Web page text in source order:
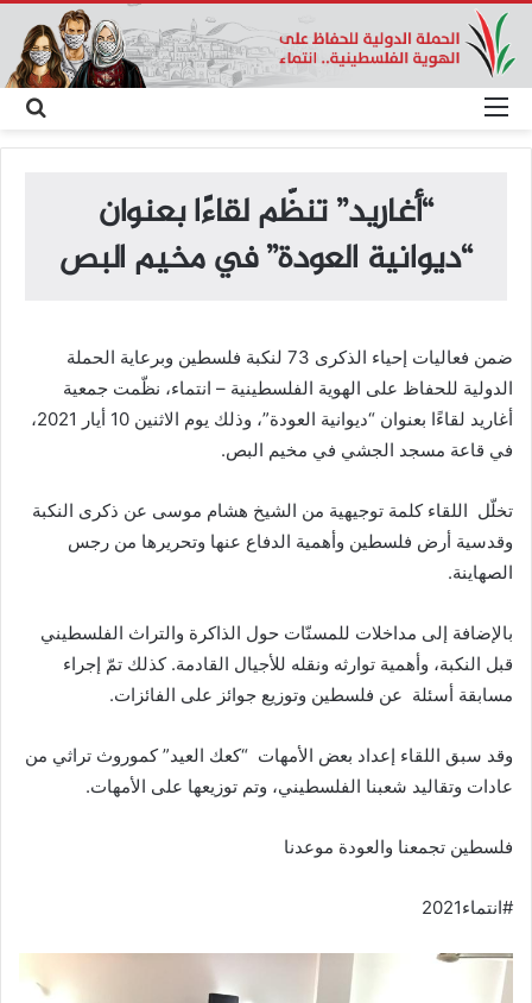
عن
القائمة
“أغاريد” تنظّم لقاءًا بعنوان
“ديوانية العودة” في مخيم البص
ضمن فعاليات إحياء الذكرى 73 لنكبة فلسطين وبرعاية الحملة
الدولية للحفاظ على الهوية الفلسطينية – انتماء، نظّمت جمعية
أغاريد لقاءًا بعنوان “ديوانية العودة”، وذلك يوم الاثنين 10 أيار 2021،
في قاعة مسجد الجشي في مخيم البص.
تخلّل اللقاء كلمة توجيهية من الشيخ هشام موسى عن ذكرى النكبة
وقدسية أرض فلسطين وأهمية الدفاع عنها وتحريرها من رجس
الصهاينة.
بالإضافة إلى مداخلات للمسنّات حول الذاكرة والتراث الفلسطيني
قبل النكبة، وأهمية توارثه ونقله للأجيال القادمة. كذلك تمّ إجراء
مسابقة أسئلة عن فلسطين وتوزيع جوائز على الفائزات.
وقد سبق اللقاء إعداد بعض الأمهات “كعك العيد” كموروث تراثي من
عادات وتقاليد شعبنا الفلسطيني، وتم توزيعها على الأمهات.
فلسطين تجمعنا والعودة موعدنا
#انتماء2021